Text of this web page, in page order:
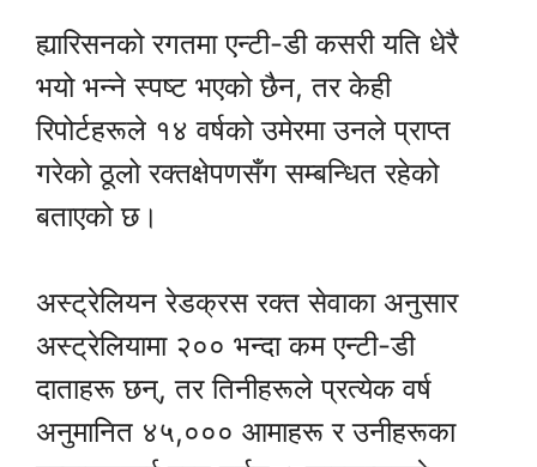
ह्यारिसनको रगतमा एन्टी-डी कसरी यति धेरै
भयो भन्ने स्पष्ट भएको छैन, तर केही
रिपोर्टहरूले १४ वर्षको उमेरमा उनले प्राप्त
गरेको ठूलो रक्तक्षेपणसँग सम्बन्धित रहेको
बताएको छ।
अस्ट्रेलियन रेडक्रस रक्त सेवाका अनुसार
अस्ट्रेलियामा २०० भन्दा कम एन्टी-डी
दाताहरू छन्, तर तिनीहरूले प्रत्येक वर्ष
अनुमानित ४५,००० आमाहरू र उनीहरूका